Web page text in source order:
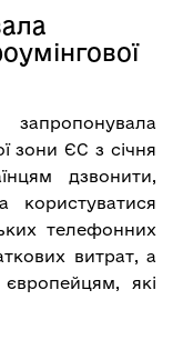
запропонувала
зони ЄС з січня
дзвонити,
користуватися
телефонних
витрат, а
які